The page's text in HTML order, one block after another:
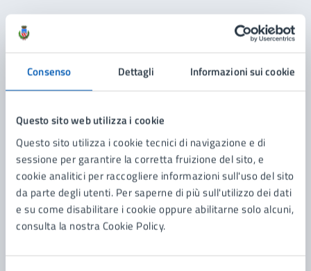
Consenso Dettagli Informazioni sui cookie
Questo sito web utilizza i cookie
Questo sito utilizza i cookie tecnici di navigazione e di
sessione per garantire la corretta fruizione del sito, e
cookie analitici per raccogliere informazioni sull'uso del sito
da parte degli utenti. Per saperne di più sull'utilizzo dei dati
e su come disabilitare i cookie oppure abilitarne solo alcuni,
consulta la nostra Cookie Policy.
Servizi
Richiesta di costituzione di unione civile
Dichiarazione anagrafica per la costituzione della
convivenza di fatto
Pubblicazioni di Matrimonio Religioso (cattolico o
acattolico)
Pubblicazioni di Matrimonio Civile